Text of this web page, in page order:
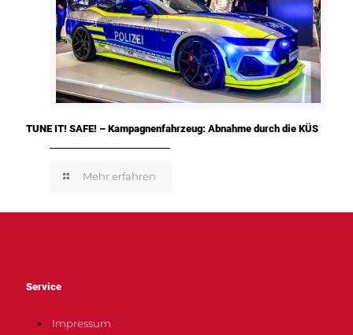
TUNE IT! SAFE! – Kampagnenfahrzeug: Abnahme durch die KÜS
Mehr erfahren
Service
Impressum